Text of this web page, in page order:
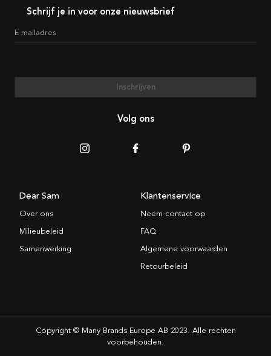
Schrijf je in voor onze nieuwsbrief
E-mailadres
Inschrijven
Volg ons
Dear Sam
Over ons
Milieubeleid
Samenwerking
Klantenservice
Neem contact op
FAQ
Algemene voorwaarden
Retourbeleid
Copyright © Many Brands Europe AB 2023. Alle rechten
voorbehouden.